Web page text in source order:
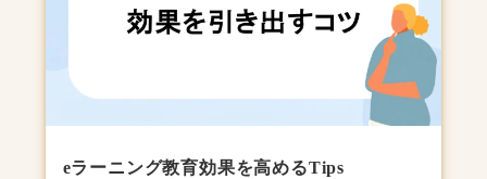
eラーニング教育効果を高めるTips